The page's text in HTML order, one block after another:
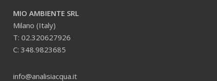
MIO AMBIENTE SRL
Milano (Italy)
T: 02.320627926
C: 348.9823685
info@analisiacqua.it